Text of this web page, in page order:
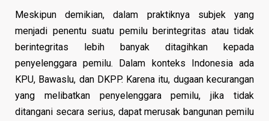
Meskipun demikian, dalam praktiknya subjek yang
menjadi penentu suatu pemilu berintegritas atau tidak
berintegritas lebih banyak ditagihkan kepada
penyelenggara pemilu. Dalam konteks Indonesia ada
KPU, Bawaslu, dan DKPP. Karena itu, dugaan kecurangan
yang melibatkan penyelenggara pemilu, jika tidak
ditangani secara serius, dapat merusak bangunan pemilu